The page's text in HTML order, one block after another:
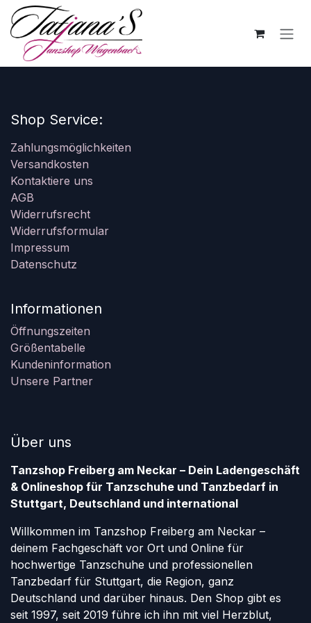
Zum Inhalt springen
Shop Service:
Zahlungsmöglichkeiten
Versandkosten
Kontaktiere uns
AGB
Widerrufsrecht
Widerrufsformular
Impressum
Datenschutz
Informationen
Öffnungszeiten
Größentabelle
Kundeninformation
Unsere Partner
Über uns
Tanzshop Freiberg am Neckar – Dein Ladengeschäft
& Onlineshop für Tanzschuhe und Tanzbedarf in
Stuttgart, Deutschland und international
Willkommen im Tanzshop Freiberg am Neckar –
deinem Fachgeschäft vor Ort und Online für
hochwertige Tanzschuhe und professionellen
Tanzbedarf für Stuttgart, die Region, ganz
Deutschland und darüber hinaus. Den Shop gibt es
seit 1997, seit 2019 führe ich ihn mit viel Herzblut,